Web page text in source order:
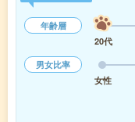
年齢層
20代
男女比率
女性